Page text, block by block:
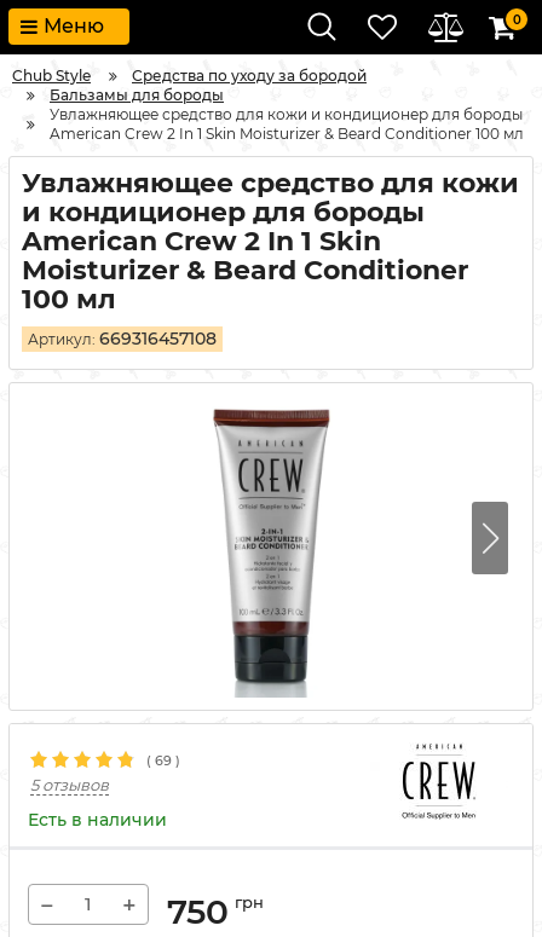
Меню 0
Chub Style
Средства по уходу за бородой
Бальзамы для бороды
Увлажняющее средство для кожи и кондиционер для бороды
American Crew 2 In 1 Skin Moisturizer & Beard Conditioner 100 мл
Увлажняющее средство для кожи
и кондиционер для бороды
American Crew 2 In 1 Skin
Moisturizer & Beard Conditioner
100 мл
Артикул: 669316457108
( 69 )
5 отзывов
Есть в наличии
− + 750 грн